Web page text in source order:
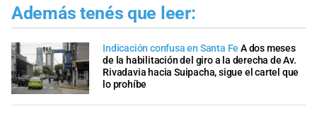
Además tenés que leer:
Indicación confusa en Santa Fe A dos meses
de la habilitación del giro a la derecha de Av.
Rivadavia hacia Suipacha, sigue el cartel que
lo prohíbe